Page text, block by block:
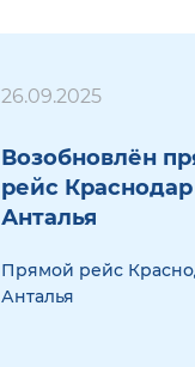
26.09.2025
Возобновлён
рейс Краснодар
Анталья
Прямой рейс
Анталья